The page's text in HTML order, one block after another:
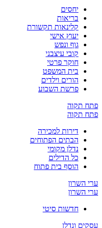
יחסים
בריאות
קלינאות תקשורת
יעוץ אישי
גוף ונפש
קובי עיצבני
חוקר פרטי
בית המשפט
הורים וילדים
פרשת השבוע
פתח תקוה
פתח תקוה
דירות למכירה
הבתים הפתוחים
נדלן מקומי
כל הדילים
הוסף בית פתוח
ערי השרון
ערי השרון
חדשות סיטי
עסקים ונדלן